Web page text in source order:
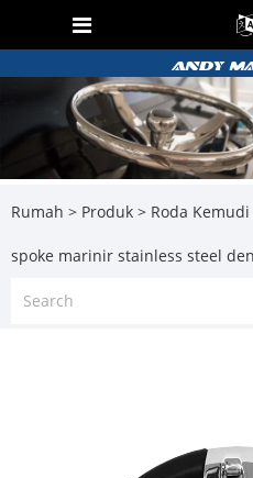
Rumah > Produk > Roda
spoke marinir stainless steel